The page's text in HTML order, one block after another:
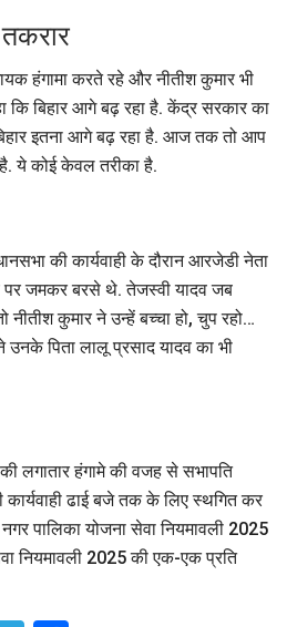
हंगामा करते रहे और नीतीश कुमार भी
कि बिहार आगे बढ़ रहा है. केंद्र सरकार का
इतना आगे बढ़ रहा है. आज तक तो आप
है. ये कोई केवल तरीका है.
की कार्यवाही के दौरान आरजेडी नेता
पर जमकर बरसे थे. तेजस्वी यादव जब
कुमार ने उन्हें बच्चा हो, चुप रहो…
उनके पिता लालू प्रसाद यादव का भी
लगातार हंगामे की वजह से सभापति
ढाई बजे तक के लिए स्थगित कर
नगर पालिका योजना सेवा नियमावली 2025
नियमावली 2025 की एक-एक प्रति